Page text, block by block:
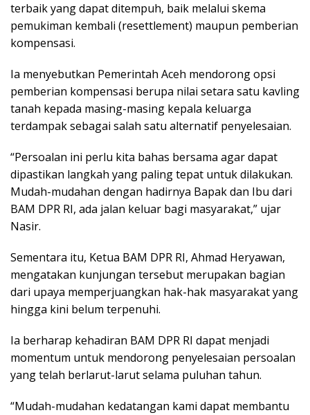
terbaik yang dapat ditempuh, baik melalui skema
pemukiman kembali (resettlement) maupun pemberian
kompensasi.
Ia menyebutkan Pemerintah Aceh mendorong opsi
pemberian kompensasi berupa nilai setara satu kavling
tanah kepada masing-masing kepala keluarga
terdampak sebagai salah satu alternatif penyelesaian.
“Persoalan ini perlu kita bahas bersama agar dapat
dipastikan langkah yang paling tepat untuk dilakukan.
Mudah-mudahan dengan hadirnya Bapak dan Ibu dari
BAM DPR RI, ada jalan keluar bagi masyarakat,” ujar
Nasir.
Sementara itu, Ketua BAM DPR RI, Ahmad Heryawan,
mengatakan kunjungan tersebut merupakan bagian
dari upaya memperjuangkan hak-hak masyarakat yang
hingga kini belum terpenuhi.
Ia berharap kehadiran BAM DPR RI dapat menjadi
momentum untuk mendorong penyelesaian persoalan
yang telah berlarut-larut selama puluhan tahun.
“Mudah-mudahan kedatangan kami dapat membantu